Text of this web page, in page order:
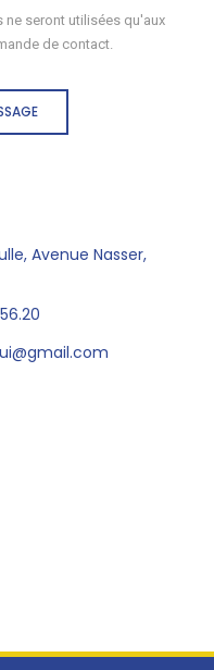
seront utilisées qu'aux
de contact.
Avenue Nasser,